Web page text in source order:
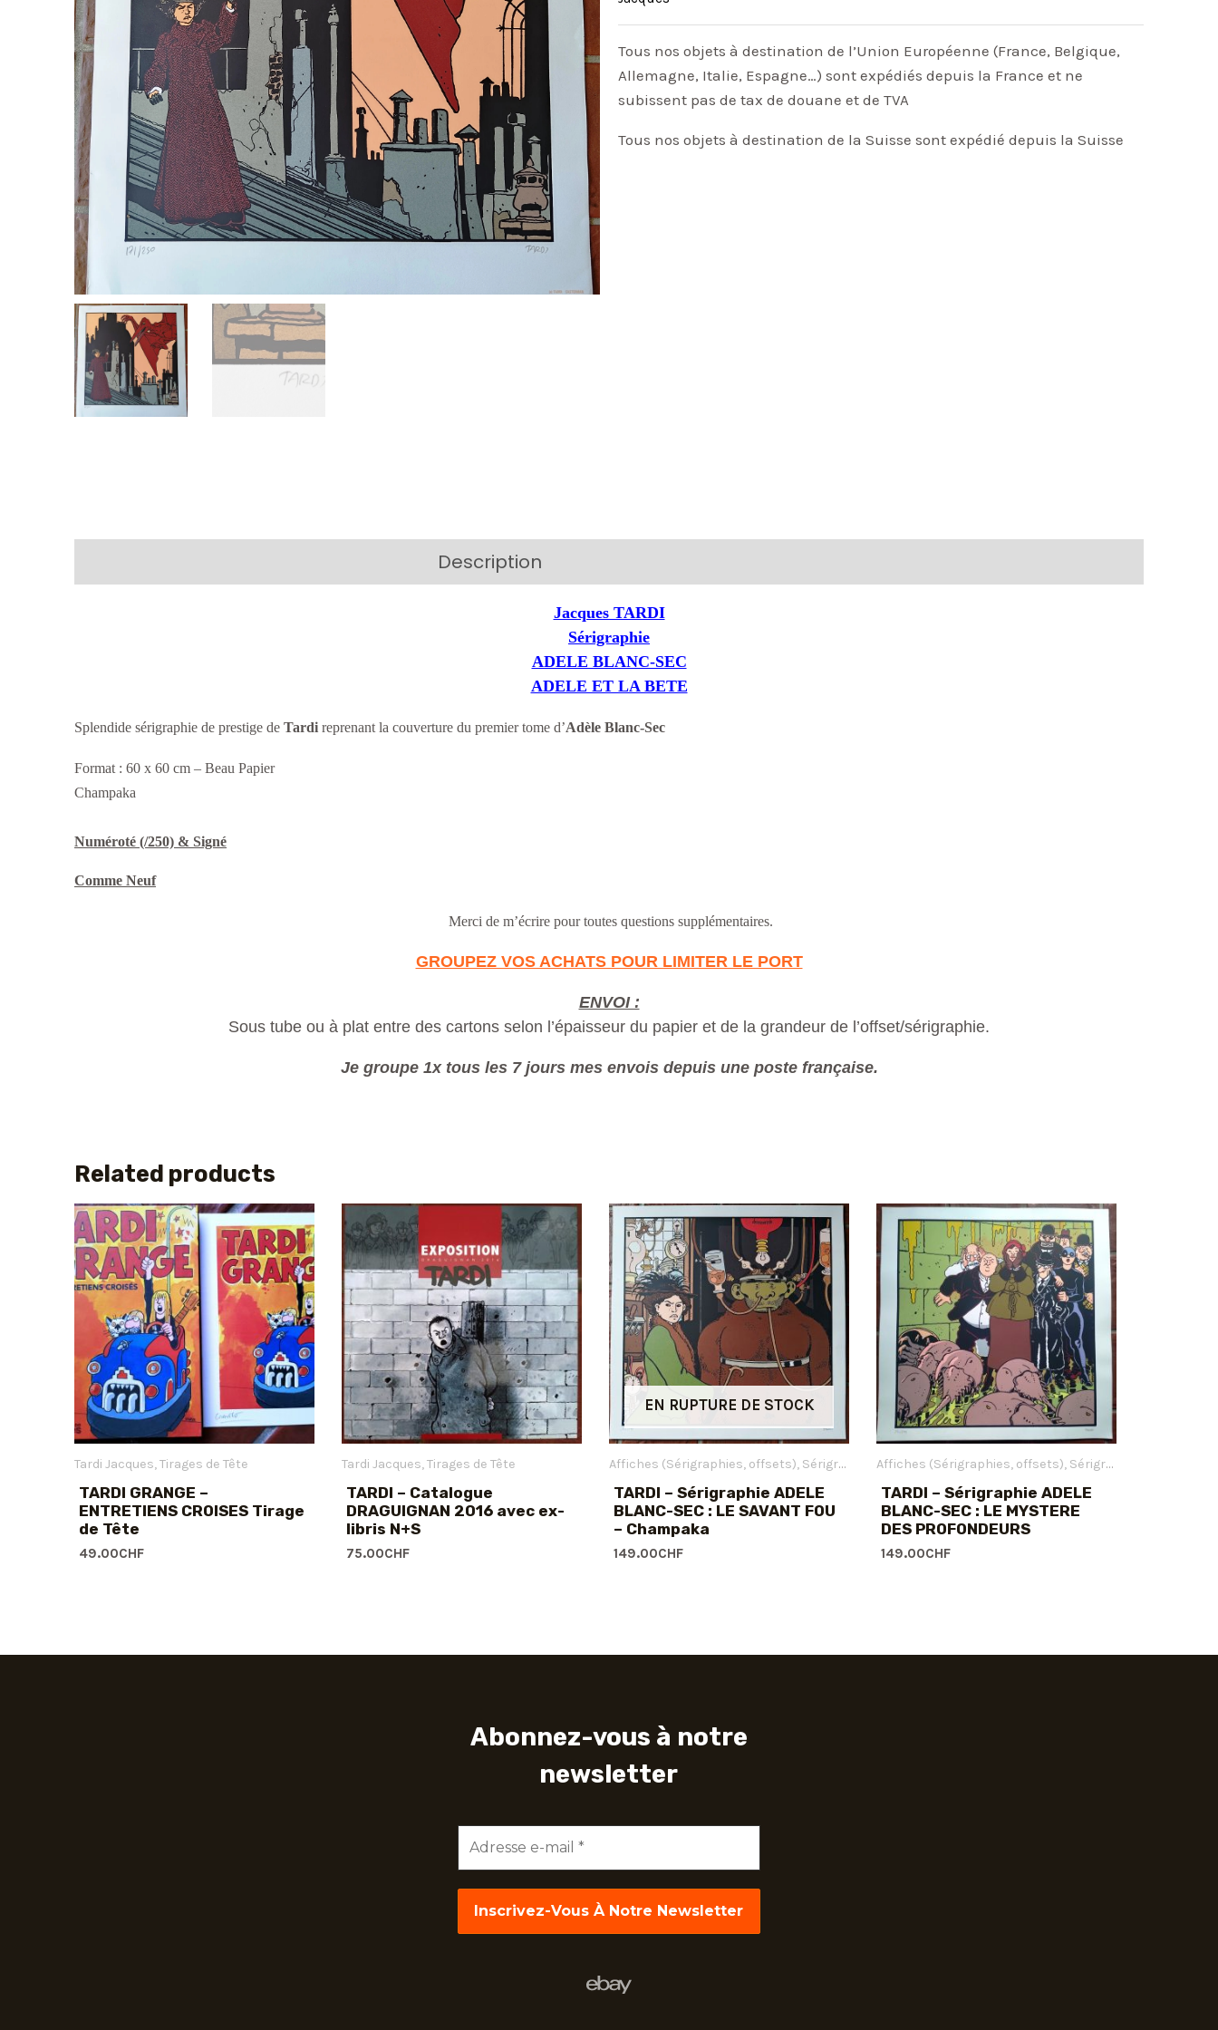
Tous nos objets à destination de l’Union Européenne (France, Belgique,
Allemagne, Italie, Espagne…) sont expédiés depuis la France et ne
subissent pas de tax de douane et de TVA
Tous nos objets à destination de la Suisse sont expédié depuis la Suisse
Description
Jacques TARDI
Sérigraphie
ADELE BLANC-SEC
ADELE ET LA BETE
Splendide sérigraphie de prestige de Tardi reprenant la couverture du premier tome d’Adèle Blanc-Sec
Format : 60 x 60 cm – Beau Papier
Champaka
Numéroté (/250) & Signé
Comme Neuf
Merci de m’écrire pour toutes questions supplémentaires.
GROUPEZ VOS ACHATS POUR LIMITER LE PORT
ENVOI :
Sous tube ou à plat entre des cartons selon l’épaisseur du papier et de la grandeur de l’offset/sérigraphie.
Je groupe 1x tous les 7 jours mes envois depuis une poste française.
Related products
Tardi Jacques Tirages de Tête
TARDI GRANGE –
ENTRETIENS CROISES Tirage
de Tête
49.00CHF
Tardi Jacques Tirages de Tête
TARDI – Catalogue
DRAGUIGNAN 2016 avec ex-
libris N+S
75.00CHF
EN RUPTURE DE STOCK
Affiches (Sérigraphies, offsets) Sérigraphies Tardi Jacques
TARDI – Sérigraphie ADELE
BLANC-SEC : LE SAVANT FOU
– Champaka
149.00CHF
Affiches (Sérigraphies, offsets) Sérigraphies
TARDI – Sérigraphie ADELE
BLANC-SEC : LE MYSTERE
DES PROFONDEURS
149.00CHF
Abonnez-vous à notre
newsletter
mail
*